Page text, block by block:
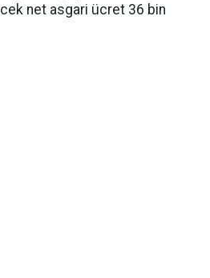
net asgari ücret 36 bin